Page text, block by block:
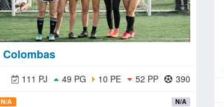
Colombas
390
52 PP
10 PE
49 PG
111 PJ
N/A N/A